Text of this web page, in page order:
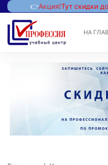
👉Акция!Тут скидки
НА